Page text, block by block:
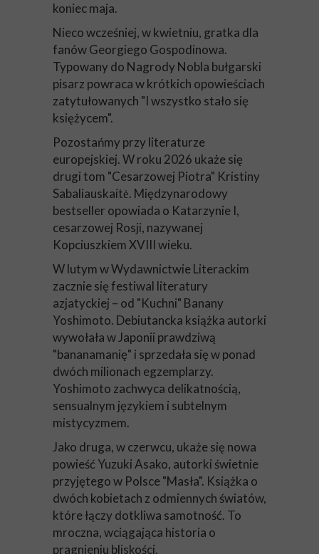
koniec maja.
Nieco wcześniej, w kwietniu, gratka dla
fanów Georgiego Gospodinowa.
Typowany do Nagrody Nobla bułgarski
pisarz powraca w krótkich opowieściach
zatytułowanych "I wszystko stało się
księżycem".
Pozostańmy przy literaturze
europejskiej. W roku 2026 ukaże się
drugi tom "Cesarzowej Piotra" Kristiny
Sabaliauskaitė. Międzynarodowy
bestseller opowiada o Katarzynie I,
cesarzowej Rosji, nazywanej
Kopciuszkiem XVIII wieku.
W lutym w Wydawnictwie Literackim
zacznie się festiwal literatury
azjatyckiej – od "Kuchni" Banany
Yoshimoto. Debiutancka książka autorki
wywołała w Japonii prawdziwą
"bananamanię" i sprzedała się w ponad
dwóch milionach egzemplarzy.
Yoshimoto zachwyca delikatnością,
sensualnym językiem i subtelnym
mistycyzmem.
Jako druga, w czerwcu, ukaże się nowa
powieść Yuzuki Asako, autorki świetnie
przyjętego w Polsce "Masła". Książka o
dwóch kobietach z odmiennych światów,
które łączy dotkliwa samotność. To
mroczna, wciągająca historia o
pragnieniu bliskości.